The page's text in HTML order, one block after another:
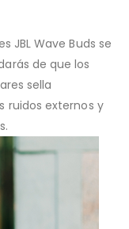
JBL Wave Buds se
de que los
sella
ruidos externos y